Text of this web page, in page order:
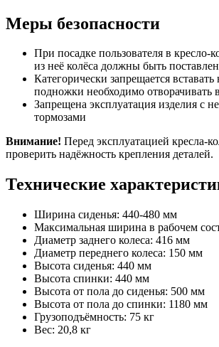
Меры безопасности
При посадке пользователя в кресло-
из неё колёса должны быть
Категорически запрещается
подножки необходимо отворачивать
Запрещена эксплуатация изделия с
тормозами
Внимание! Перед эксплуатацией кресла-
проверить надёжность крепления деталей.
Технические
Ширина сиденья: 440-480 мм
Максимальная ширина в рабочем
Диаметр заднего колеса: 416 мм
Диаметр переднего колеса: 150 мм
Высота сиденья: 440 мм
Высота спинки: 440 мм
Высота от пола до сиденья: 500 мм
Высота от пола до спинки: 1180 мм
Грузоподъёмность: 75 кг
Вес: 20,8 кг